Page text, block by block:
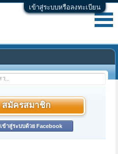
เข้าสู่ระบบหรือลงทะเบียน
สมัครสมาชิก
เข้าสู่ระบบด้วย Facebook